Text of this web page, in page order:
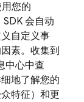
您的
会自动
自定义事
素。收集到
中心中查
地了解您的
特征）和更